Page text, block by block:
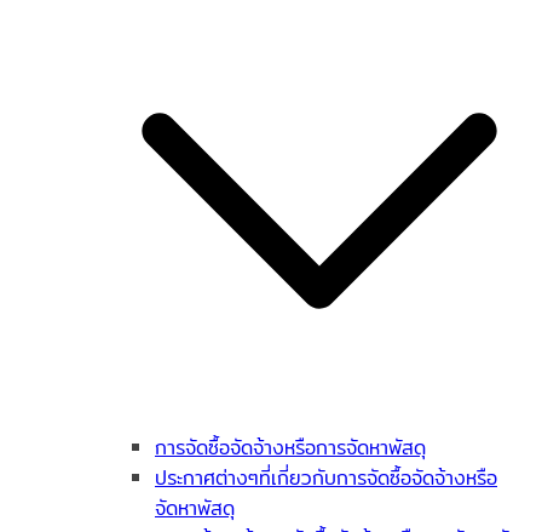
การจัดซื้อจัดจ้างหรือการจัดหาพัสดุ
ประกาศต่างๆที่เกี่ยวกับการจัดซื้อจัดจ้างหรือ
จัดหาพัสดุ